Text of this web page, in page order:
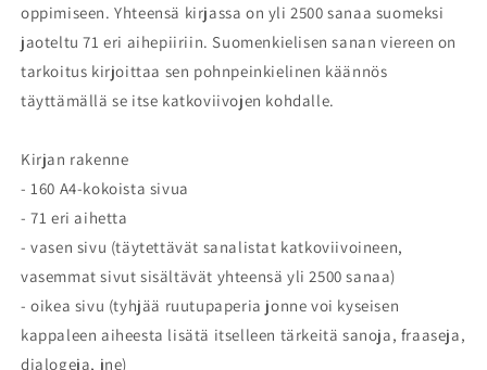
oppimiseen. Yhteensä kirjassa on yli 2500 sanaa suomeksi
jaoteltu 71 eri aihepiiriin. Suomenkielisen sanan viereen on
tarkoitus kirjoittaa sen pohnpeinkielinen käännös
täyttämällä se itse katkoviivojen kohdalle.
Kirjan rakenne
- 160 A4-kokoista sivua
- 71 eri aihetta
- vasen sivu (täytettävät sanalistat katkoviivoineen,
vasemmat sivut sisältävät yhteensä yli 2500 sanaa)
- oikea sivu (tyhjää ruutupaperia jonne voi kyseisen
kappaleen aiheesta lisätä itselleen tärkeitä sanoja, fraaseja,
dialogeja, jne)